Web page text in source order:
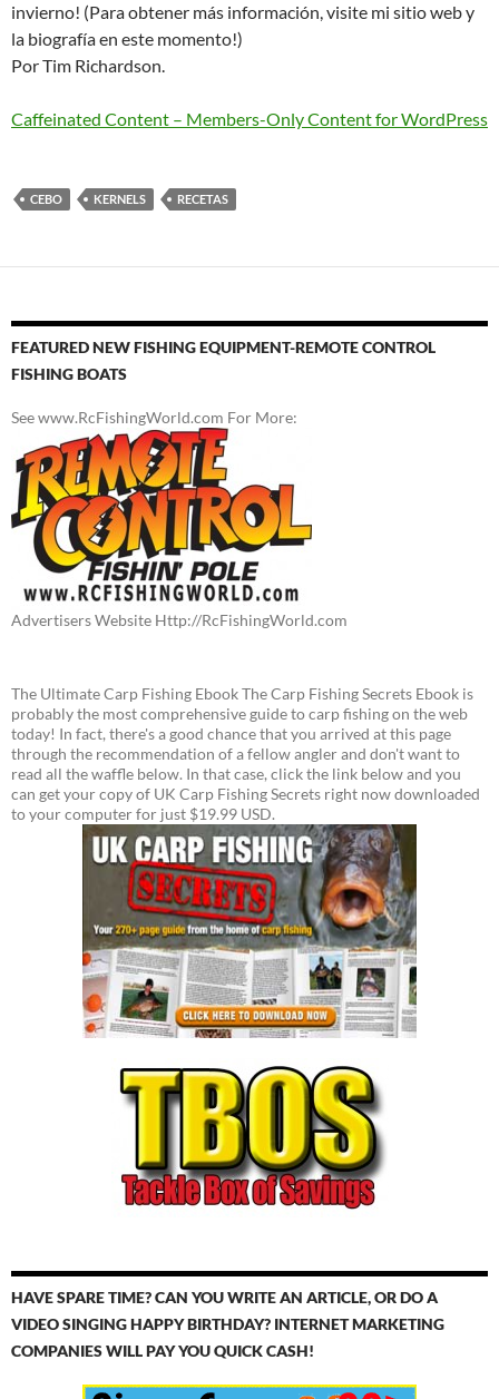
invierno! (Para obtener más información, visite mi sitio web y
la biografía en este momento!)
Por Tim Richardson.
Caffeinated Content – Members-Only Content for WordPress
CEBO KERNELS RECETAS
FEATURED NEW FISHING EQUIPMENT-REMOTE CONTROL
FISHING BOATS
See www.RcFishingWorld.com For More:
Advertisers Website Http://RcFishingWorld.com
The Ultimate Carp Fishing Ebook The Carp Fishing Secrets Ebook is
probably the most comprehensive guide to carp fishing on the web
today! In fact, there's a good chance that you arrived at this page
through the recommendation of a fellow angler and don't want to
read all the waffle below. In that case, click the link below and you
can get your copy of UK Carp Fishing Secrets right now downloaded
to your computer for just $19.99 USD.
HAVE SPARE TIME? CAN YOU WRITE AN ARTICLE, OR DO A
VIDEO SINGING HAPPY BIRTHDAY? INTERNET MARKETING
COMPANIES WILL PAY YOU QUICK CASH!